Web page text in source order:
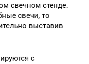
свечном стенде.
свечи, то
выставив
с